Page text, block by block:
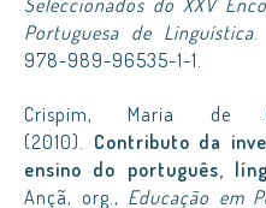
Seleccionados do XXV
Portuguesa de Linguística.
978-989-96535-1-1.
Crispim, Maria de
(2010). Contributo da
ensino do português,
Ançã, org., Educação em